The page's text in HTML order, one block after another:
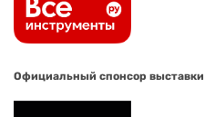
Официальный спонсор выставки